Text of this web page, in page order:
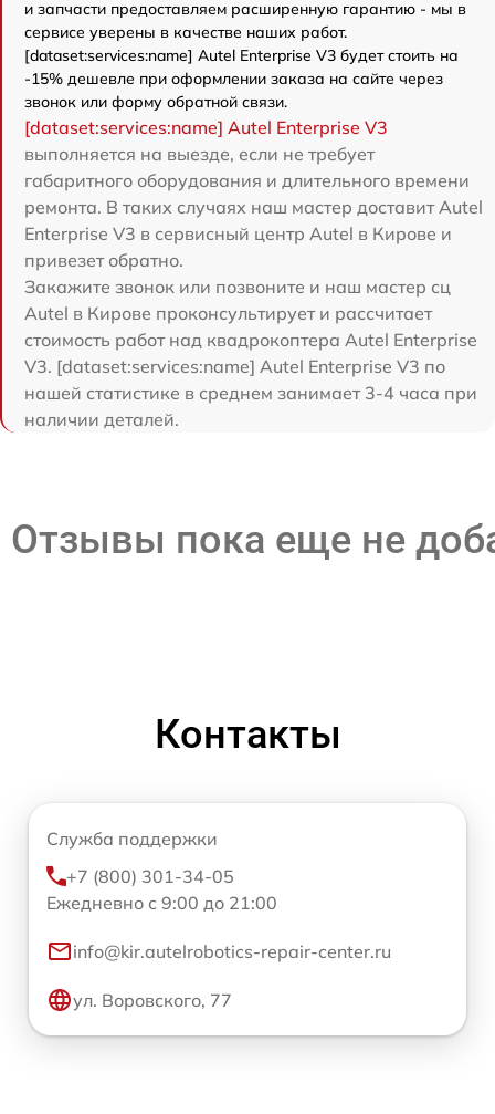
и запчасти предоставляем расширенную гарантию - мы в
сервисе уверены в качестве наших работ.
[dataset:services:name] Autel Enterprise V3 будет стоить на
-15% дешевле при оформлении заказа на сайте через
звонок или форму обратной связи.
[dataset:services:name] Autel Enterprise V3
выполняется на выезде, если не требует
габаритного оборудования и длительного времени
ремонта. В таких случаях наш мастер доставит Autel
Enterprise V3 в сервисный центр Autel в Кирове и
привезет обратно.
Закажите звонок или позвоните и наш мастер сц
Autel в Кирове проконсультирует и рассчитает
стоимость работ над квадрокоптера Autel Enterprise
V3. [dataset:services:name] Autel Enterprise V3 по
нашей статистике в среднем занимает 3-4 часа при
наличии деталей.
Отзывы пока еще не
Контакты
Служба поддержки
+7 (800) 301-34-05
Ежедневно с 9:00 до 21:00
info@kir.autelrobotics-repair-center.ru
ул. Воровского, 77